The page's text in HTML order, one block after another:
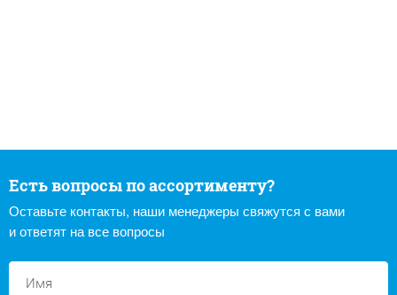
Есть вопросы по ассортименту?
Оставьте контакты, наши менеджеры свяжутся с вами
и ответят на все вопросы